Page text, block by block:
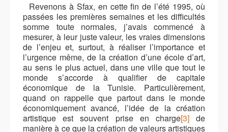
Revenons à Sfax, en cette fin de l’été 1995, où
passées les premières semaines et les difficultés
somme toute normales, j’avais commencé à
mesurer, à leur juste valeur, les vraies dimensions
de l’enjeu et, surtout, à réaliser l’importance et
l’urgence même, de la création d’une école d’art,
au sens le plus actuel, dans une ville que tout le
monde s’accorde à qualifier de capitale
économique de la Tunisie. Particulièrement,
quand on rappelle que partout dans le monde
économiquement avancé, l’idée de la création
artistique est souvent prise en charge[3]de
manière à ce que la création de valeurs artistiques